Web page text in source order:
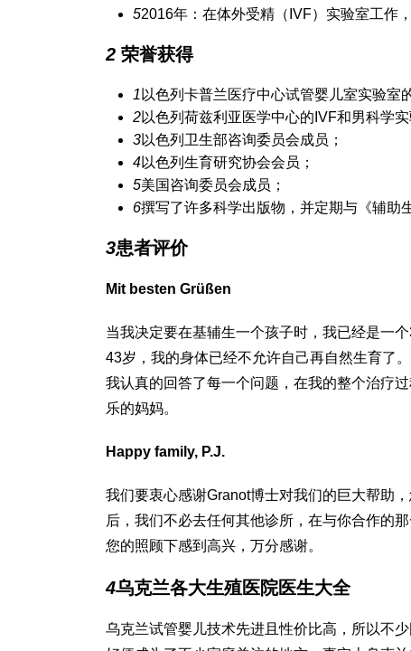
52016年：在体外受精（IVF）实验室工作
2 荣誉获得
1 以色列卡普兰医疗中心试管婴儿室实验室
2以色列荷兹利亚医学中心的IVF和男科学实
3以色列卫生部咨询委员会成员；
4以色列生育研究协会会员；
5美国咨询委员会成员；
6撰写了许多科学出版物，并定期与《辅助
3患者评价
Mit besten Grüßen
当我决定要在基辅生一个孩子时，我已经是一
43岁，我的身体已经不允许自己再自然生育了
我认真的回答了每一个问题，在我的整个治疗
乐的妈妈。
Happy family, P.J.
我们要衷心感谢Granot博士对我们的巨大帮助
后，我们不必去任何其他诊所，在与你合作的
您的照顾下感到高兴，万分感谢。
4乌克兰各大生殖医院医生大全
乌克兰试管婴儿技术先进且性价比高，所以不